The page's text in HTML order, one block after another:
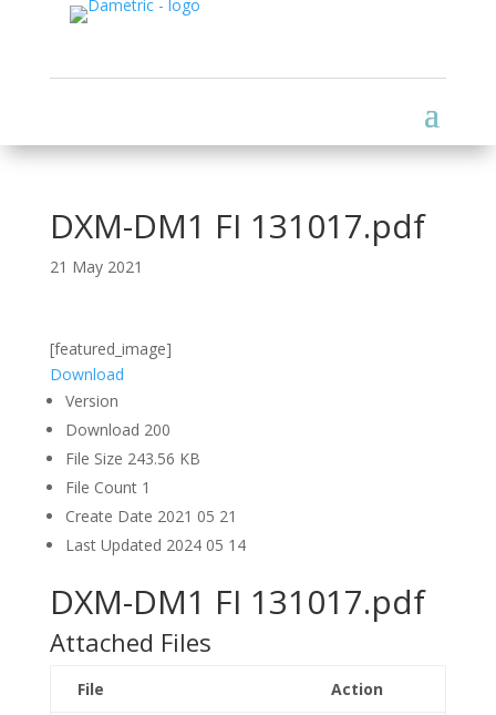
DXM-DM1 FI 131017.pdf
21 May 2021
[featured_image]
Download
Version
Download 200
File Size 243.56 KB
File Count 1
Create Date 2021 05 21
Last Updated 2024 05 14
DXM-DM1 FI 131017.pdf
Attached Files
File Action